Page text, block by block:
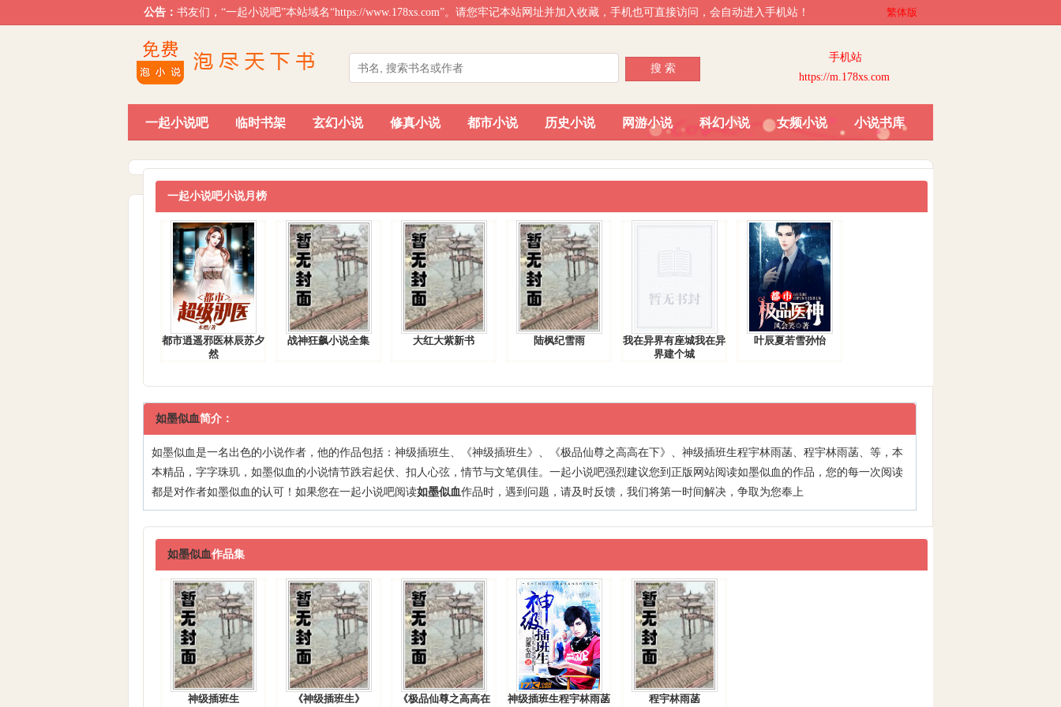
公告： 书友们，“一起小说吧”本站域名“https://www.178xs.com”。请您牢记本站网址并加入收藏，手机也可直接访问，会自动进入手机站！ 繁体版
搜 索
手机站
https://m.178xs.com
一起小说吧 临时书架 玄幻小说 修真小说 都市小说 历史小说 网游小说 科幻小说 女频小说 小说书库
排行榜单
一起小说吧小说月榜
都市逍遥邪医林辰苏夕
然
战神狂飙小说全集 大红大紫新书 陆枫纪雪雨
我在异界有座城我在异
界建个城
叶辰夏若雪孙怡
如墨似血简介：
如墨似血是一名出色的小说作者，他的作品包括： 神级插班生、 《神级插班生》 、 《极品仙尊之高高在下》 、 神级插班生程宇林雨菡、 程宇林雨菡、等，本
本精品，字字珠玑，如墨似血的小说情节跌宕起伏、扣人心弦，情节与文笔俱佳。 一起小说吧强烈建议您到正版网站阅读如墨似血的作品，您的每一次阅读
都是对作者如墨似血 的认可！如果您在一起小说吧阅读如墨似血作品时，遇到问题，请及时反馈，我们将第一时间解决，争取为您奉上
如墨似血作品集
神级插班生 《神级插班生》
《极品仙尊之高高在
神级插班生程宇林雨菡 程宇林雨菡